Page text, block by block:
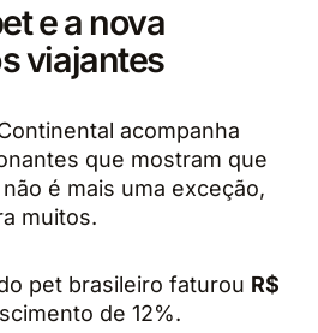
e a nova
viajantes
acompanha
que mostram que
é mais uma exceção,
muitos.
pet brasileiro faturou R$
de 12%.